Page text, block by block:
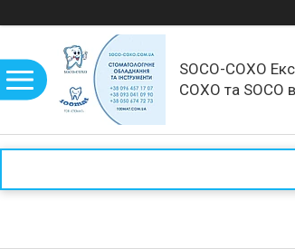
SOCO-COXO
COXO та SOCO